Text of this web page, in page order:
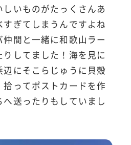
いものがたっくさんあ
ぎてしまうんですよね
仲間と一緒に和歌山ラー
してました！海を見に
にそこらじゅうに貝殻
ってポストカードを作
送ったりもしていまし